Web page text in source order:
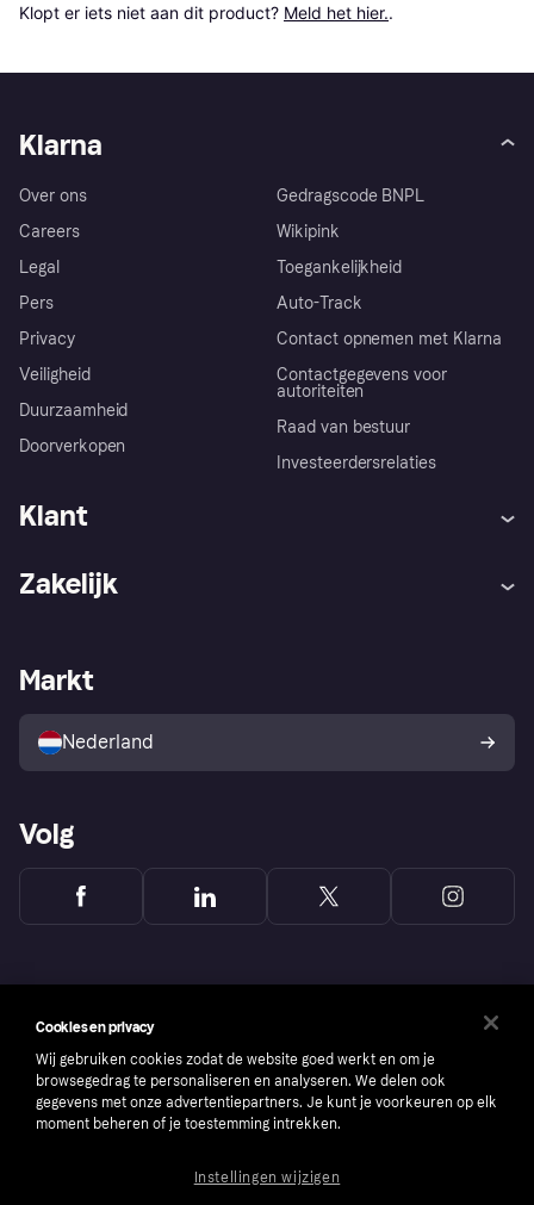
Klopt er iets niet aan dit product? Meld het hier..
Klarna
Over ons
Careers
Legal
Pers
Privacy
Veiligheid
Duurzaamheid
Doorverkopen
Gedragscode BNPL
Wikipink
Toegankelijkheid
Auto-Track
Contact opnemen met Klarna
Contactgegevens voor
autoriteiten
Raad van bestuur
Investeerdersrelaties
Klant
Winkeloverzicht
Kopersbescherming voor
consumenten
Zakelijk
Zakelijke login
Markt
Nederland
Volg
Cookies en privacy
Wij gebruiken cookies zodat de website goed werkt en om je
browsegedrag te personaliseren en analyseren. We delen ook
gegevens met onze advertentiepartners. Je kunt je voorkeuren op elk
moment beheren of je toestemming intrekken.
Instellingen wijzigen